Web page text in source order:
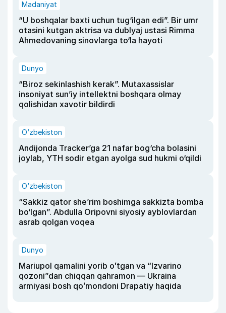
Madaniyat
“U boshqalar baxti uchun tug‘ilgan edi”. Bir umr
otasini kutgan aktrisa va dublyaj ustasi Rimma
Ahmedovaning sinovlarga to‘la hayoti
Dunyo
“Biroz sekinlashish kerak”. Mutaxassislar
insoniyat sun’iy intellektni boshqara olmay
qolishidan xavotir bildirdi
O‘zbekiston
Andijonda Tracker’ga 21 nafar bog‘cha bolasini
joylab, YTH sodir etgan ayolga sud hukmi o‘qildi
O‘zbekiston
“Sakkiz qator she’rim boshimga sakkizta bomba
bo‘lgan”. Abdulla Oripovni siyosiy ayblovlardan
asrab qolgan voqea
Dunyo
Mariupol qamalini yorib oʻtgan va “Izvarino
qozoni”dan chiqqan qahramon — Ukraina
armiyasi bosh qoʻmondoni Drapatiy haqida